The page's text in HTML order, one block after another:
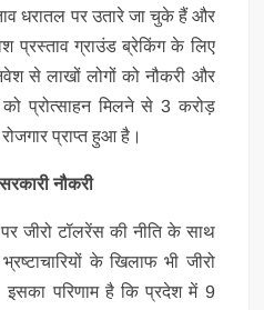
धरातल पर उतारे जा चुके हैं और
प्रस्ताव ग्राउंड ब्रेकिंग के लिए
से लाखों लोगों को नौकरी और
को प्रोत्साहन मिलने से 3 करोड़
प्राप्त हुआ है।
नौकरी
जीरो टॉलरेंस की नीति के साथ
के खिलाफ भी जीरो
इसका परिणाम है कि प्रदेश में 9